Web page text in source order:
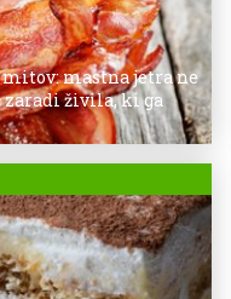
mastna jetra ne
zaradi živila, ki ga